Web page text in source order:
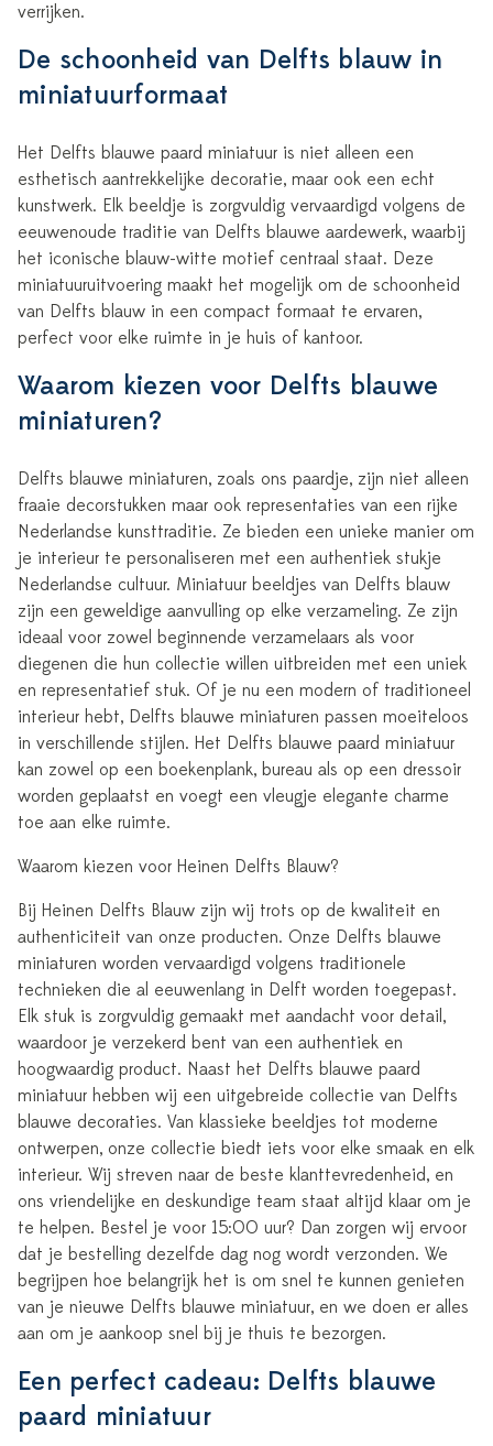
verrijken.
De schoonheid van Delfts blauw in
miniatuurformaat
Het Delfts blauwe paard miniatuur is niet alleen een
esthetisch aantrekkelijke decoratie, maar ook een echt
kunstwerk. Elk beeldje is zorgvuldig vervaardigd volgens de
eeuwenoude traditie van Delfts blauwe aardewerk, waarbij
het iconische blauw-witte motief centraal staat. Deze
miniatuuruitvoering maakt het mogelijk om de schoonheid
van Delfts blauw in een compact formaat te ervaren,
perfect voor elke ruimte in je huis of kantoor.
Waarom kiezen voor Delfts blauwe
miniaturen?
Delfts blauwe miniaturen, zoals ons paardje, zijn niet alleen
fraaie decorstukken maar ook representaties van een rijke
Nederlandse kunsttraditie. Ze bieden een unieke manier om
je interieur te personaliseren met een authentiek stukje
Nederlandse cultuur. Miniatuur beeldjes van Delfts blauw
zijn een geweldige aanvulling op elke verzameling. Ze zijn
ideaal voor zowel beginnende verzamelaars als voor
diegenen die hun collectie willen uitbreiden met een uniek
en representatief stuk. Of je nu een modern of traditioneel
interieur hebt, Delfts blauwe miniaturen passen moeiteloos
in verschillende stijlen. Het Delfts blauwe paard miniatuur
kan zowel op een boekenplank, bureau als op een dressoir
worden geplaatst en voegt een vleugje elegante charme
toe aan elke ruimte.
Waarom kiezen voor Heinen Delfts Blauw?
Bij Heinen Delfts Blauw zijn wij trots op de kwaliteit en
authenticiteit van onze producten. Onze Delfts blauwe
miniaturen worden vervaardigd volgens traditionele
technieken die al eeuwenlang in Delft worden toegepast.
Elk stuk is zorgvuldig gemaakt met aandacht voor detail,
waardoor je verzekerd bent van een authentiek en
hoogwaardig product. Naast het Delfts blauwe paard
miniatuur hebben wij een uitgebreide collectie van Delfts
blauwe decoraties. Van klassieke beeldjes tot moderne
ontwerpen, onze collectie biedt iets voor elke smaak en elk
interieur. Wij streven naar de beste klanttevredenheid, en
ons vriendelijke en deskundige team staat altijd klaar om je
te helpen. Bestel je voor 15:00 uur? Dan zorgen wij ervoor
dat je bestelling dezelfde dag nog wordt verzonden. We
begrijpen hoe belangrijk het is om snel te kunnen genieten
van je nieuwe Delfts blauwe miniatuur, en we doen er alles
aan om je aankoop snel bij je thuis te bezorgen.
Een perfect cadeau: Delfts blauwe
paard miniatuur